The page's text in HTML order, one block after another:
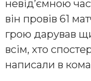
невід’ємною
він провів 61
грою дарував
всім, хто
написали в